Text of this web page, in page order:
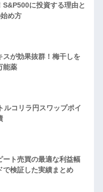
S&P500に投資する理由と
め方
スが効果抜群！梅干しを
能薬
ルコリラ円スワップポイ
ート売買の最適な利益幅
で検証した実績まとめ